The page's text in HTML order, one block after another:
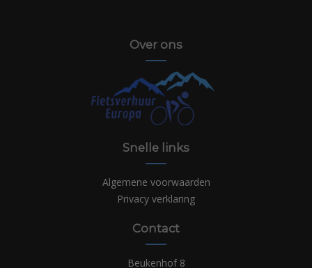
Over ons
Snelle links
Algemene voorwaarden
Privacy verklaring
Contact
Beukenhof 8